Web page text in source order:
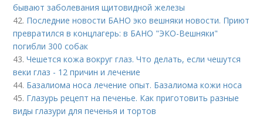
бывают заболевания щитовидной железы
42. Последние новости БАНО эко вешняки новости. Приют
превратился в концлагерь: в БАНО "ЭКО-Вешняки"
погибли 300 собак
43.Чешется кожа вокруг глаз. Что делать, если чешутся
веки глаз - 12 причин и лечение
44. Базалиома носа лечение опыт. Базалиома кожи носа
45. Глазурь рецепт на печенье. Как приготовить разные
виды глазури для печенья и тортов